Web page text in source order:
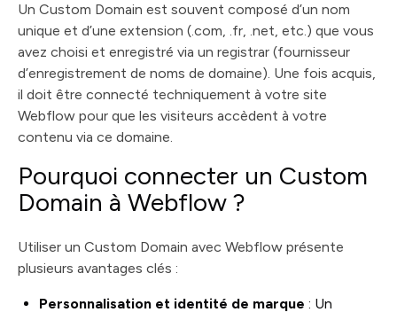
Un Custom Domain est souvent composé d’un nom
unique et d’une extension (.com, .fr, .net, etc.) que vous
avez choisi et enregistré via un registrar (fournisseur
d’enregistrement de noms de domaine). Une fois acquis,
il doit être connecté techniquement à votre site
Webflow pour que les visiteurs accèdent à votre
contenu via ce domaine.
Pourquoi connecter un Custom
Domain à Webflow ?
Utiliser un Custom Domain avec Webflow présente
plusieurs avantages clés :
Personnalisation et identité de marque : Un